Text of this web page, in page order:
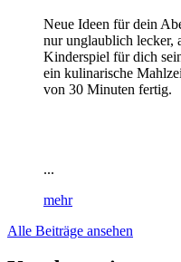
Neue Ideen für dein
nur unglaublich lecker,
Kinderspiel für dich
ein kulinarische
von 30 Minuten fertig.
...
mehr
Alle Beiträge ansehen